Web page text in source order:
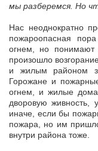
мы разберемся. Но
Нас неоднократно
пожароопасная
огнем, но
произошло
и жилым районом
Горожане и
огнем, и жилые дома
дворовую живность,
иначе, если бы
пожара, но им
внутри района тоже.